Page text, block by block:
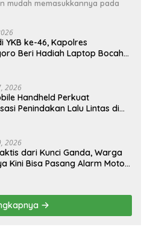
mudah memasukkannya pada
YKB ke-46, Kapolres
Beri Hadiah Laptop Bocah
2026
Handheld Perkuat
Penindakan Lalu Lintas di
2026
dari Kunci Ganda, Warga
Kini Bisa Pasang Alarm Motor